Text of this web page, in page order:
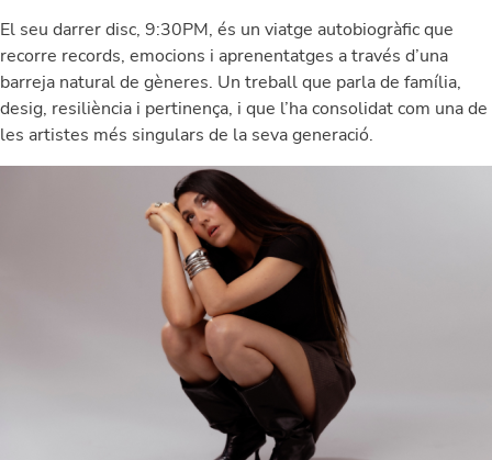
El seu darrer disc, 9:30PM, és un viatge autobiogràfic que
recorre records, emocions i aprenentatges a través d’una
barreja natural de gèneres. Un treball que parla de família,
desig, resiliència i pertinença, i que l’ha consolidat com una de
les artistes més singulars de la seva generació.